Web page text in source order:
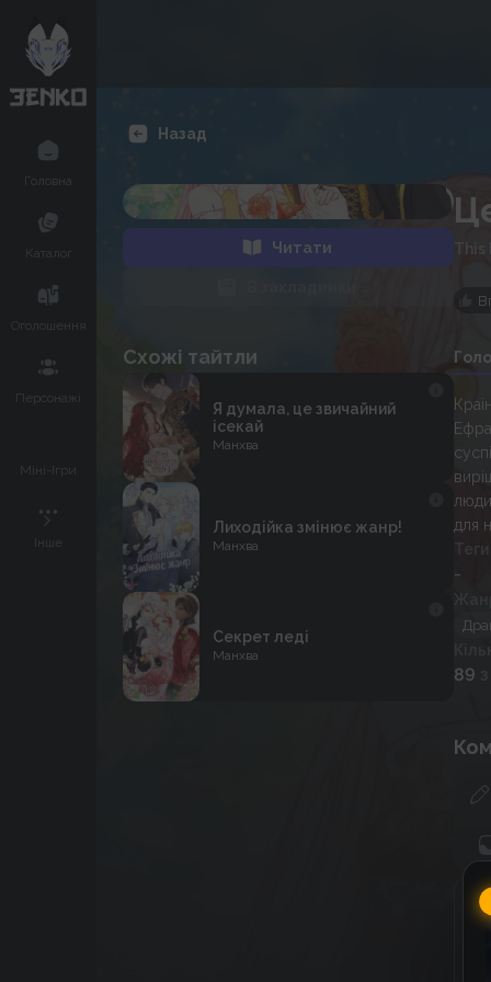
Головна
Каталог
Оголошення
Персонажі
Міні-Ігри
Інше
Назад
Читати
Схожі тайтли
Я думала, це звичайний
ісекай
Манхва
Лиходійка змінює жанр!
Манхва
Секрет леді
Манхва
This
для
Теги
-
89